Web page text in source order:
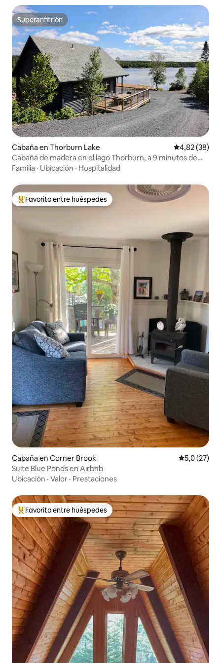
Superanfitrión
Superanfitrión
Cabaña en Thorburn Lake Calificación
4,82 (38)
Cabaña de madera en el lago Thorburn, a 9 minutos de
Clarenville
Familia · Ubicación · Hospitalidad
Favorito entre los huéspedes más destacados
Favorito entre huéspedes
Cabaña en Corner Brook Calificación
5,0 (27)
Suite Blue Ponds en Airbnb
Ubicación · Valor · Prestaciones
Favorito entre los huéspedes más destacados
Favorito entre huéspedes